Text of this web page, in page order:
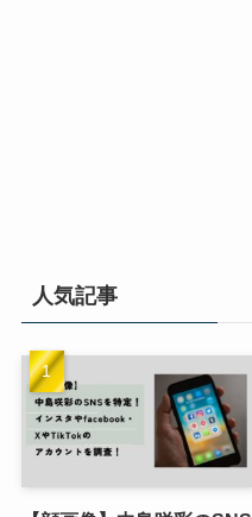
人気記事